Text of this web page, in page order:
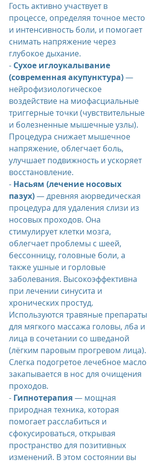
Гость активно участвует в
процессе, определяя точное место
и интенсивность боли, и помогает
снимать напряжение через
глубокое дыхание.
- Сухое иглоукалывание
(современная акупунктура) —
нейрофизиологическое
воздействие на миофасциальные
триггерные точки (чувствительные
и болезненные мышечные узлы).
Процедура снижает мышечное
напряжение, облегчает боль,
улучшает подвижность и ускоряет
восстановление.
- Насьям (лечение носовых
пазух) — древняя аюрведическая
процедура для удаления слизи из
носовых проходов. Она
стимулирует клетки мозга,
облегчает проблемы с шеей,
бессонницу, головные боли, а
также ушные и горловые
заболевания. Высокоэффективна
при лечении синусита и
хронических простуд.
Используются травяные препараты
для мягкого массажа головы, лба и
лица в сочетании со шведаной
(лёгким паровым прогревом лица).
Слегка подогретое лечебное масло
закапывается в нос для очищения
проходов.
- Гипнотерапия — мощная
природная техника, которая
помогает расслабиться и
сфокусироваться, открывая
пространство для позитивных
изменений. В этом состоянии вы